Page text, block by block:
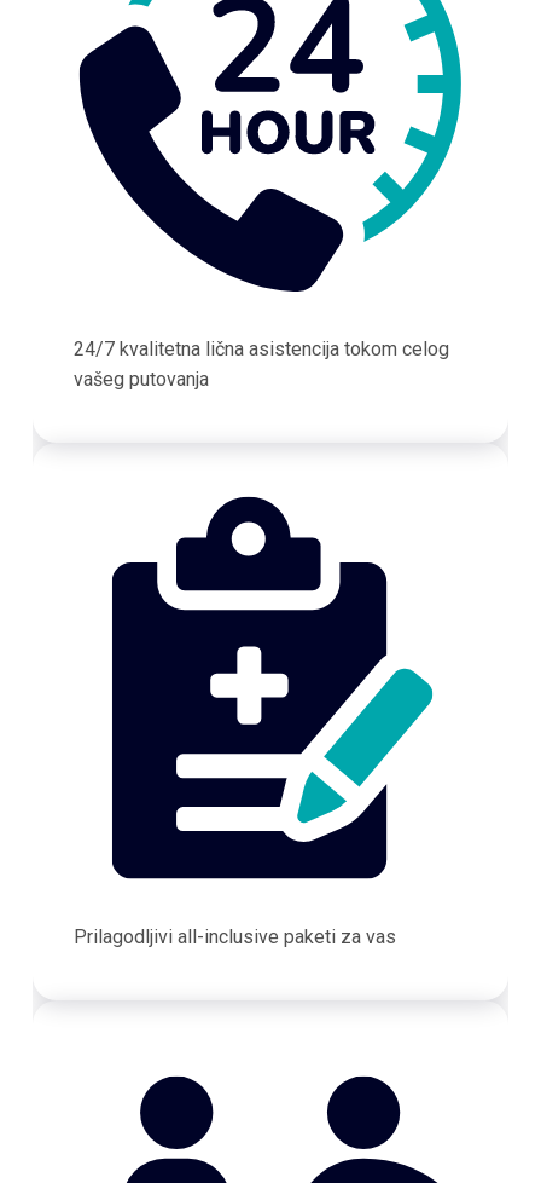
24/7 kvalitetna lična asistencija tokom celog
vašeg putovanja
Prilagodljivi all-inclusive paketi za vas